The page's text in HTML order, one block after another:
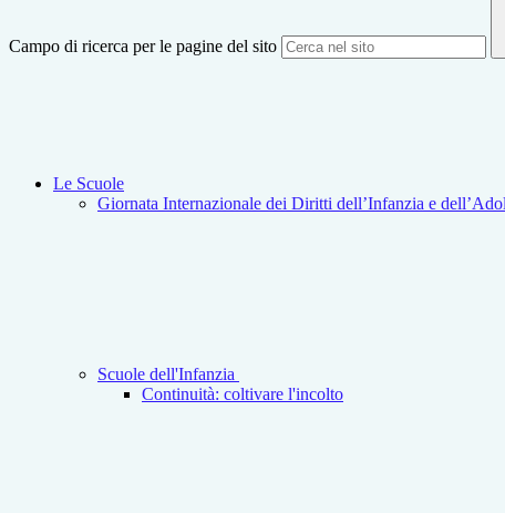
Campo di ricerca per le pagine del sito
Le Scuole
Giornata Internazionale dei Diritti dell’Infanzia e
Scuole dell'Infanzia
Continuità: coltivare l'incolto